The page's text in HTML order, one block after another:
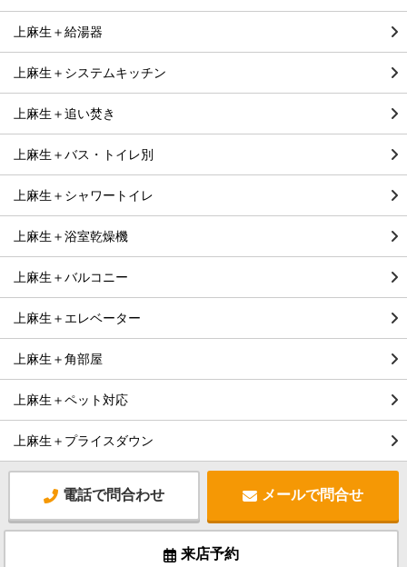
上麻生＋給湯器
上麻生＋システムキッチン
上麻生＋追い焚き
上麻生＋バス・トイレ別
上麻生＋シャワートイレ
上麻生＋浴室乾燥機
上麻生＋バルコニー
上麻生＋エレベーター
上麻生＋角部屋
上麻生＋ペット対応
上麻生＋プライスダウン
電話で問合わせ メールで問合せ
来店予約